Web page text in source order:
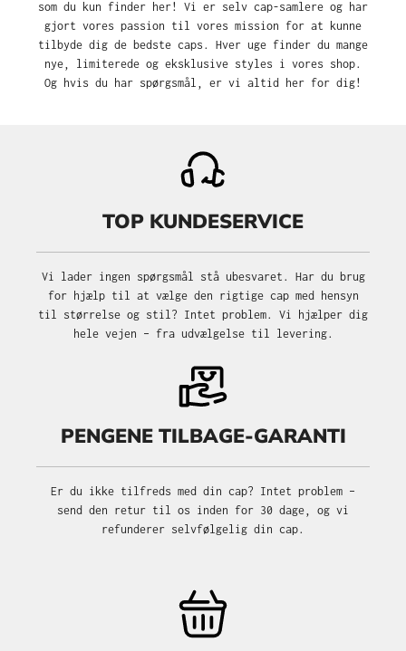
som du kun finder her! Vi er selv cap-samlere og har
gjort vores passion til vores mission for at kunne
tilbyde dig de bedste caps. Hver uge finder du mange
nye, limiterede og eksklusive styles i vores shop.
Og hvis du har spørgsmål, er vi altid her for dig!
TOP KUNDESERVICE
Vi lader ingen spørgsmål stå ubesvaret. Har du brug
for hjælp til at vælge den rigtige cap med hensyn
til størrelse og stil? Intet problem. Vi hjælper dig
hele vejen – fra udvælgelse til levering.
PENGENE TILBAGE-GARANTI
Er du ikke tilfreds med din cap? Intet problem –
send den retur til os inden for 30 dage, og vi
refunderer selvfølgelig din cap.